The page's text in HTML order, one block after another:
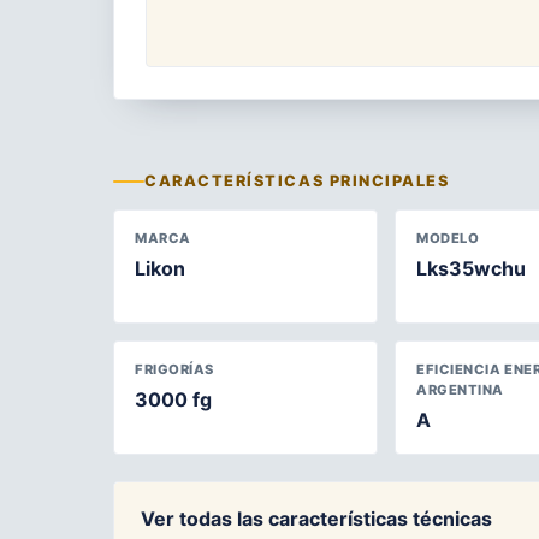
CARACTERÍSTICAS PRINCIPALES
MARCA
Likon
MODELO
Lks35wchu
FRIGORÍAS
3000 fg
EFICIENCIA
ARGENTINA
A
Ver todas las características técnicas